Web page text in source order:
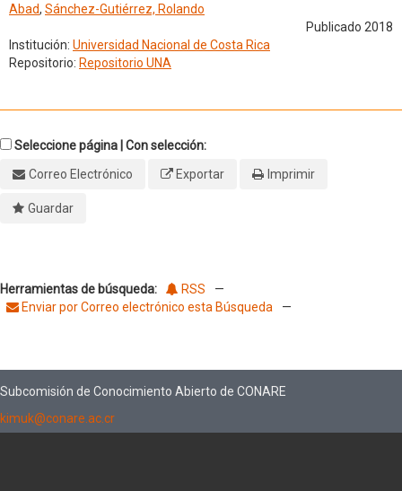
Abad, Sánchez-Gutiérrez, Rolando
Publicado 2018
Institución: Universidad Nacional de Costa Rica
Repositorio: Repositorio UNA
Seleccione página | Con selección:
Correo Electrónico
Exportar Imprimir
Guardar
Herramientas de búsqueda: RSS
—
Enviar por Correo electrónico esta Búsqueda
—
Subcomisión de Conocimiento Abierto de CONARE
kimuk@conare.ac.cr